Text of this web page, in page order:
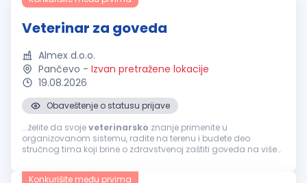
Veterinar za goveda
Almex d.o.o.
Pančevo - Izvan pretražene lokacije
19.08.2026
Obaveštenje o statusu prijave
...želite da svojeveterinarsko znanje primenite u
organizovanom sistemu, radite na terenu i budete deo
stručnog tima koji brine o zdravstvenoj zaštiti goveda na više
prijavu:Veterinarza goveda...
Konkurišite među prvima